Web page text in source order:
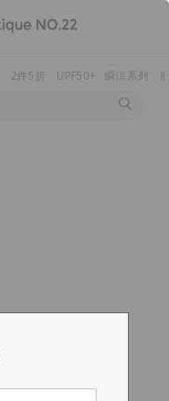
2件5折 UPF50+ 瞬涼系列